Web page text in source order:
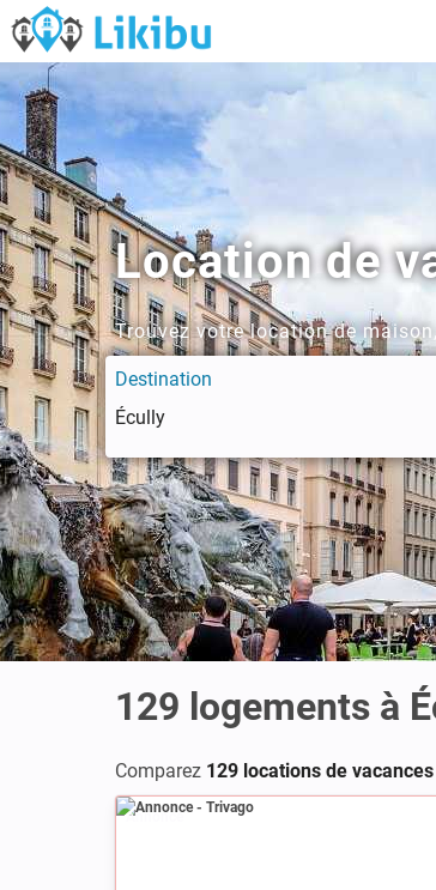
Location de
Trouvez votre location de
Destination
129 logements à
Comparez 129 locations de
Annonce